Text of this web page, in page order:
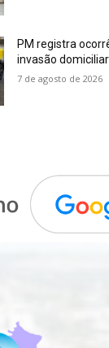
PM registra
invasão
7 de agosto de 2026